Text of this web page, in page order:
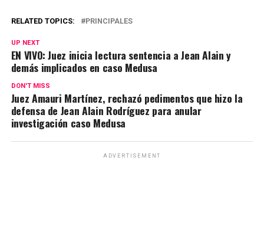
RELATED TOPICS: PRINCIPALES
UP NEXT
EN VIVO: Juez inicia lectura sentencia a Jean Alain y
demás implicados en caso Medusa
DON'T MISS
Juez Amauri Martínez, rechazó pedimentos que hizo la
defensa de Jean Alain Rodríguez para anular
investigación caso Medusa
ADVERTISEMENT